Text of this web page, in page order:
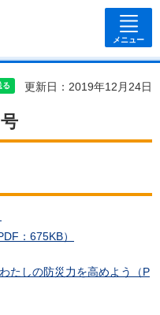
メニュー
更新日：2019年12月24日
：675KB）
たしの防災力を高めよう（P